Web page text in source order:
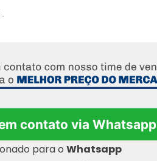
contato via Whatsapp
para o Whatsapp